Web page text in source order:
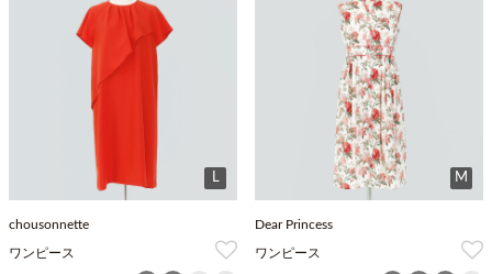
L
chousonnette
ワンピース
M
Dear Princess
ワンピース